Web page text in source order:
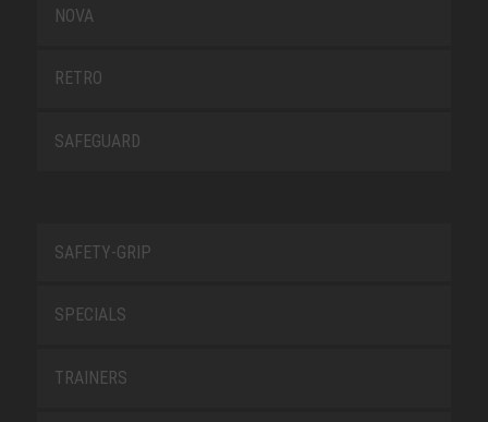
NOVA
RETRO
SAFEGUARD
SAFETY-GRIP
SPECIALS
TRAINERS